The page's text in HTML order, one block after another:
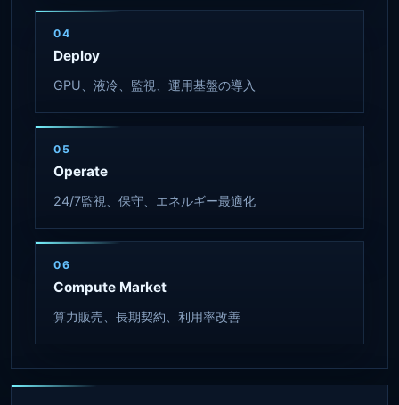
04
Deploy
GPU、液冷、監視、運用基盤の導入
05
Operate
24/7監視、保守、エネルギー最適化
06
Compute Market
算力販売、長期契約、利用率改善